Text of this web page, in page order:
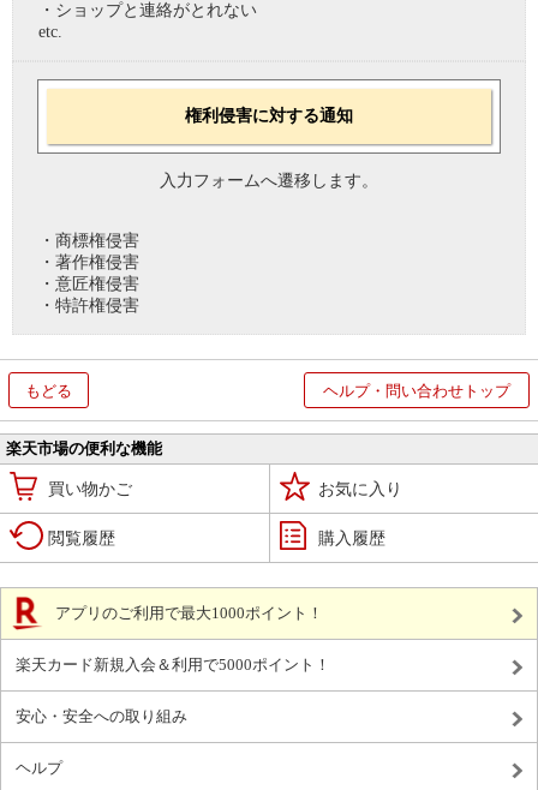
・ショップと連絡がとれない
etc.
権利侵害に対する通知
入力フォームへ遷移します。
・商標権侵害
・著作権侵害
・意匠権侵害
・特許権侵害
もどる ヘルプ・問い合わせトップ
楽天市場の便利な機能
買い物かご お気に入り
閲覧履歴 購入履歴
アプリのご利用で最大1000ポイント！
楽天カード新規入会＆利用で5000ポイント！
安心・安全への取り組み
ヘルプ